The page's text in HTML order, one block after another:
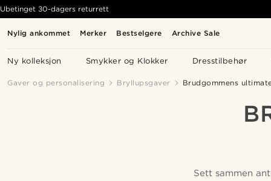
Nylig ankommet Merker Bestselgere Archive Sale
Ny kolleksjon Smykker og Klokker Dresstilbehør
Ubetinget 30-dagers returrett
Gaver og personalisering Bryllupsgaver Brudgommens
Sett sammen